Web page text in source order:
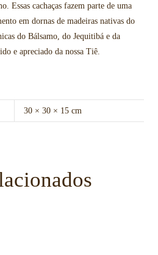
Essas cachaças fazem parte de uma
em dornas de madeiras nativas do
do Bálsamo, do Jequitibá e da
e apreciado da nossa Tiê.
30 × 30 × 15 cm